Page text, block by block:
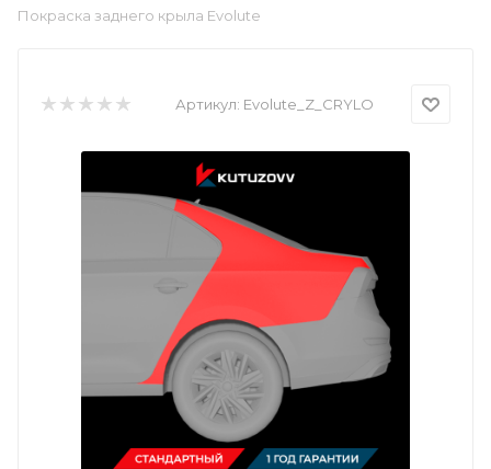
Покраска заднего крыла Evolute
Артикул: Evolute_Z_CRYLO